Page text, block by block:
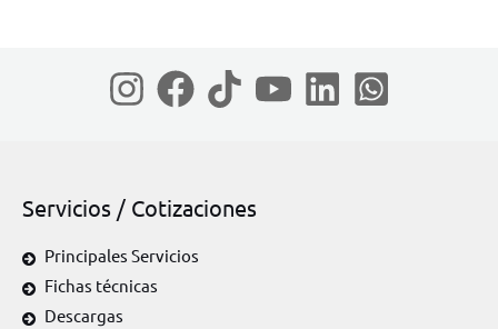
Servicios / Cotizaciones
Principales Servicios
Fichas técnicas
Descargas